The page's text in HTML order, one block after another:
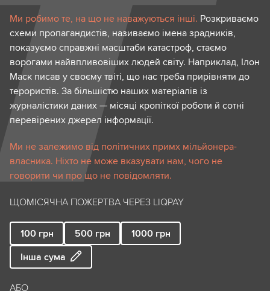
Ми робимо те, на що не наважуються інші. Розкриваємо
схеми пропагандистів, називаємо імена зрадників,
показуємо справжні масштаби катастроф, стаємо
ворогами найвпливовіших людей світу. Наприклад, Ілон
Маск писав у своєму твіті, що нас треба прирівняти до
терористів. За більшістю наших матеріалів із
журналістики даних — місяці кропіткої роботи й сотні
перевірених джерел інформації.
Ми не залежимо від політичних примх мільйонера-
власника. Ніхто не може вказувати нам, чого не
говорити чи про що не повідомляти.
ЩОМІСЯЧНА ПОЖЕРТВА ЧЕРЕЗ LIQPAY
100 грн 500 грн 1000 грн
Інша сума
АБО